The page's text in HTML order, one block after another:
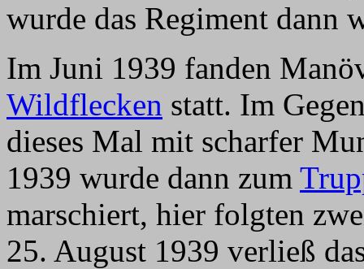
wurde das Regiment dann
Im Juni 1939 fanden
Wildflecken statt. Im
dieses Mal mit scharfer
1939 wurde dann zum
marschiert, hier folgten
25. August 1939 verließ